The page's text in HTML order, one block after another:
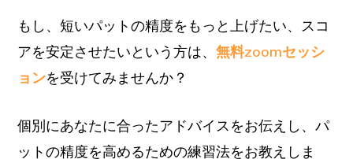
もし、短いパットの精度をもっと上げたい、スコ
アを安定させたいという方は、無料zoomセッシ
ョンを受けてみませんか？
個別にあなたに合ったアドバイスをお伝えし、パ
ットの精度を高めるための練習法をお教えしま